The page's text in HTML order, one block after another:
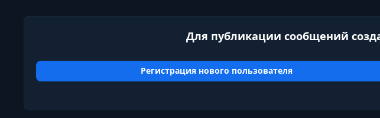
Для публикации сообщений
Регистрация нового пользователя